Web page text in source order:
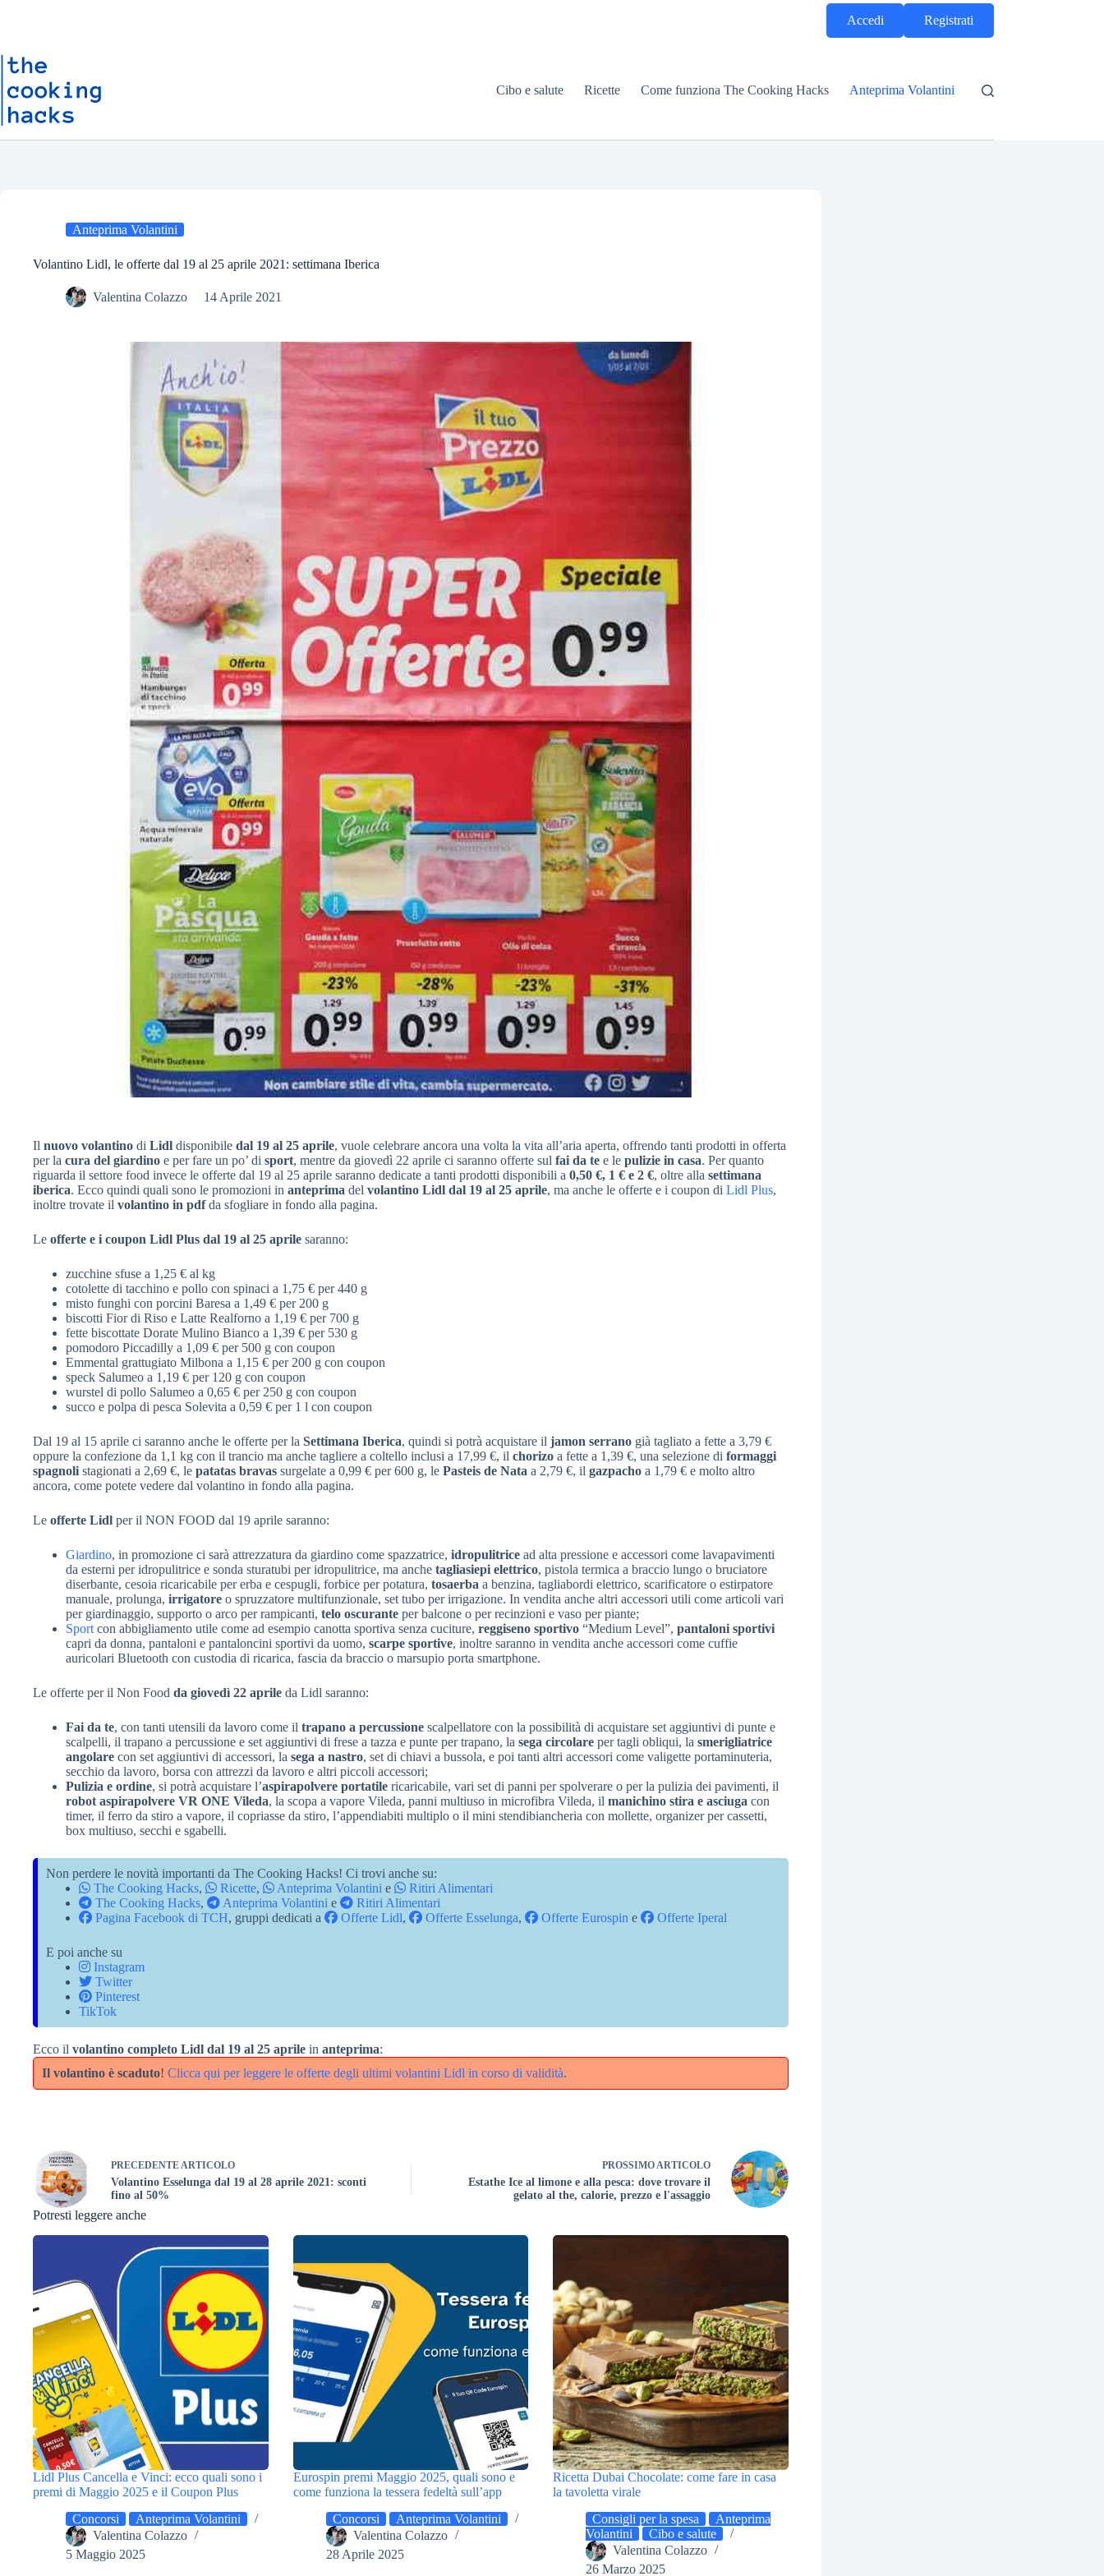
t
o
n
Accedi Registrati
Cibo e salute Ricette Come funziona The Cooking Hacks Anteprima Volantini
Anteprima Volantini
Volantino Lidl, le offerte dal 19 al 25 aprile 2021: settimana Iberica
Valentina Colazzo 14 Aprile 2021
Il nuovo volantino di Lidl disponibile dal 19 al 25 aprile, vuole celebrare ancora una volta la vita all’aria aperta, offrendo tanti prodotti in offerta
per la cura del giardino e per fare un po’ di sport, mentre da giovedì 22 aprile ci saranno offerte sul fai da te e le pulizie in casa. Per quanto
riguarda il settore food invece le offerte dal 19 al 25 aprile saranno dedicate a tanti prodotti disponibili a 0,50 €, 1 € e 2 €, oltre alla settimana
iberica. Ecco quindi quali sono le promozioni in anteprima del volantino Lidl dal 19 al 25 aprile, ma anche le offerte e i coupon di Lidl Plus,
inoltre trovate il volantino in pdfda sfogliare in fondo alla pagina.
Le offerte e i coupon Lidl Plus dal 19 al 25 aprile saranno:
zucchine sfuse a 1,25 € al kg
cotolette di tacchino e pollo con spinaci a 1,75 € per 440 g
misto funghi con porcini Baresa a 1,49 € per 200 g
biscotti Fior di Riso e Latte Realforno a 1,19 € per 700 g
fette biscottate Dorate Mulino Bianco a 1,39 € per 530 g
pomodoro Piccadilly a 1,09 € per 500 g con coupon
Emmental grattugiato Milbona a 1,15 € per 200 g con coupon
speck Salumeo a 1,19 € per 120 g con coupon
wurstel di pollo Salumeo a 0,65 € per 250 g con coupon
succo e polpa di pesca Solevita a 0,59 € per 1 l con coupon
Dal 19 al 15 aprile ci saranno anche le offerte per la Settimana Iberica, quindi si potrà acquistare il jamon serrano già tagliato a fette a 3,79 €
oppure la confezione da 1,1 kg con il trancio ma anche tagliere a coltello inclusi a 17,99 €, il chorizo a fette a 1,39 €, una selezione di formaggi
spagnoli stagionati a 2,69 €, le patatas bravas surgelate a 0,99 € per 600 g, le Pasteis de Nata a 2,79 €, il gazpacho a 1,79 € e molto altro
ancora, come potete vedere dal volantino in fondo alla pagina.
Le offerte Lidl per il NON FOOD dal 19 aprile saranno:
Giardino, in promozione ci sarà attrezzatura da giardino come spazzatrice, idropulitrice ad alta pressione e accessori come lavapavimenti
da esterni per idropulitrice e sonda sturatubi per idropulitrice, ma anche tagliasiepi elettrico, pistola termica a braccio lungo o bruciatore
diserbante, cesoia ricaricabile per erba e cespugli, forbice per potatura, tosaerba a benzina, tagliabordi elettrico, scarificatore o estirpatore
manuale, prolunga, irrigatore o spruzzatore multifunzionale, set tubo per irrigazione. In vendita anche altri accessori utili come articoli vari
per giardinaggio, supporto o arco per rampicanti, telo oscurante per balcone o per recinzioni e vaso per piante;
Sport con abbigliamento utile come ad esempio canotta sportiva senza cuciture, reggiseno sportivo “Medium Level”, pantaloni sportivi
capri da donna, pantaloni e pantaloncini sportivi da uomo, scarpe sportive, inoltre saranno in vendita anche accessori come cuffie
auricolari Bluetooth con custodia di ricarica, fascia da braccio o marsupio porta smartphone.
Le offerte per il Non Food da giovedì 22 aprile da Lidl saranno:
Fai da te, con tanti utensili da lavoro come il trapano a percussione scalpellatore con la possibilità di acquistare set aggiuntivi di punte e
scalpelli, il trapano a percussione e set aggiuntivi di frese a tazza e punte per trapano, la sega circolare per tagli obliqui, la smerigliatrice
angolare con set aggiuntivi di accessori, la sega a nastro, set di chiavi a bussola, e poi tanti altri accessori come valigette portaminuteria,
secchio da lavoro, borsa con attrezzi da lavoro e altri piccoli accessori;
Pulizia e ordine, si potrà acquistare l’aspirapolvere portatile ricaricabile, vari set di panni per spolverare o per la pulizia dei pavimenti, il
robot aspirapolvere VR ONE Vileda, la scopa a vapore Vileda, panni multiuso in microfibra Vileda, il manichino stira e asciuga con
timer, il ferro da stiro a vapore, il copriasse da stiro, l’appendiabiti multiplo o il mini stendibiancheria con mollette, organizer per cassetti,
box multiuso, secchi e sgabelli.
Non perdere le novità importanti da The Cooking Hacks! Ci trovi anche su:
The Cooking Hacks, Ricette, Anteprima Volantini e
Ritiri Alimentari
The Cooking Hacks, Anteprima Volantini e
Ritiri Alimentari
Pagina Facebook di TCH, gruppi dedicati a Offerte Lidl, Offerte Esselunga, Offerte Eurospin e Offerte Iperal
E poi anche su
Instagram
Twitter
Pinterest
TikTok
Ecco il volantino completo Lidl dal 19 al 25 aprile in anteprima:
Il volantino è scaduto! Clicca qui per leggere le offerte degli ultimi volantini Lidl in corso di validità.
PRECEDENTE ARTICOLO
Volantino Esselunga dal 19 al 28 aprile 2021: sconti
fino al 50%
PROSSIMO ARTICOLO
Estathe Ice al limone e alla pesca: dove trovare il
gelato al the, calorie, prezzo e l'assaggio
Potresti leggere anche
Lidl Plus Cancella e Vinci: ecco quali sono i
premi di Maggio 2025 e il Coupon Plus
Concorsi
Anteprima Volantini
Valentina Colazzo
5 Maggio 2025
Eurospin premi Maggio 2025, quali sono e
come funziona la tessera fedeltà sull’app
Concorsi
Anteprima Volantini
Valentina Colazzo
28 Aprile 2025
Ricetta Dubai Chocolate: come fare in casa
la tavoletta virale
Consigli per la spesa
Anteprima
Volantini
Cibo e salute
Valentina Colazzo
26 Marzo 2025